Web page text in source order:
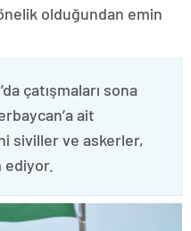
olduğundan emin
çatışmaları sona
ait
siviller ve askerler,
ediyor.